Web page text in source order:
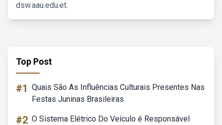
dsw.aau.edu.et.
Top Post
#1 Quais São As Influências Culturais Presentes Nas
Festas Juninas Brasileiras
#2 O Sistema Elétrico Do Veículo é Responsável